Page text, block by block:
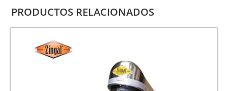
PRODUCTOS RELACIONADOS